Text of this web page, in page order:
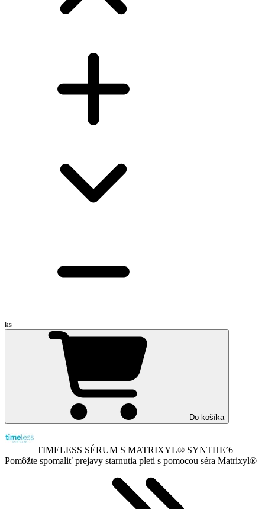
ks
Do košíka
TIMELESS SÉRUM S MATRIXYL®️ SYNTHE’6
Pomôžte spomaliť prejavy starnutia pleti s pomocou séra Matrixyl®️